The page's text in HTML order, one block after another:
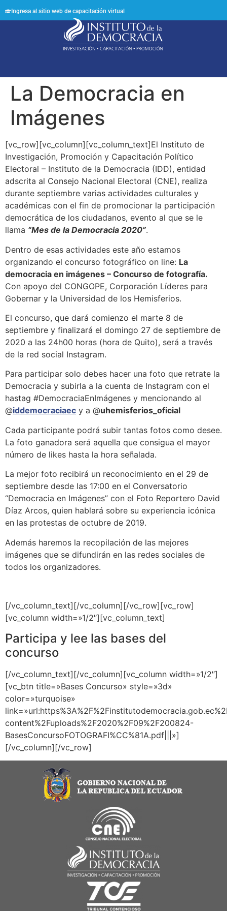
Ingresa al sitio web de capacitación virtual
La Democracia en
Imágenes
[vc_row][vc_column][vc_column_text]El Instituto de
Investigación, Promoción y Capacitación Político
Electoral – Instituto de la Democracia (IDD), entidad
adscrita al Consejo Nacional Electoral (CNE), realiza
durante septiembre varias actividades culturales y
académicas con el fin de promocionar la participación
democrática de los ciudadanos, evento al que se le
llama “Mes de la Democracia 2020”.
Dentro de esas actividades este año estamos
organizando el concurso fotográfico on line: La
democracia en imágenes – Concurso de fotografía.
Con apoyo del CONGOPE, Corporación Líderes para
Gobernar y la Universidad de los Hemisferios.
El concurso, que dará comienzo el marte 8 de
septiembre y finalizará el domingo 27 de septiembre de
2020 a las 24h00 horas (hora de Quito), será a través
de la red social Instagram.
Para participar solo debes hacer una foto que retrate la
Democracia y subirla a la cuenta de Instagram con el
hastag #DemocraciaEnImágenes y mencionando al
@iddemocraciaec y a @uhemisferios_oficial
Cada participante podrá subir tantas fotos como desee.
La foto ganadora será aquella que consigua el mayor
número de likes hasta la hora señalada.
La mejor foto recibirá un reconocimiento en el 29 de
septiembre desde las 17:00 en el Conversatorio
“Democracia en Imágenes” con el Foto Reportero David
Díaz Arcos, quien hablará sobre su experiencia icónica
en las protestas de octubre de 2019.
Además haremos la recopilación de las mejores
imágenes que se difundirán en las redes sociales de
todos los organizadores.
[/vc_column_text][/vc_column][/vc_row][vc_row]
[vc_column width=»1/2″][vc_column_text]
Participa y lee las bases del
concurso
[/vc_column_text][/vc_column][vc_column width=»1/2″]
[vc_btn title=»Bases Concurso» style=»3d»
color=»turquoise»
content%2Fuploads%2F2020%2F09%2F200824-
BasesConcursoFOTOGRAFI%CC%81A.pdf|||»]
[/vc_column][/vc_row]